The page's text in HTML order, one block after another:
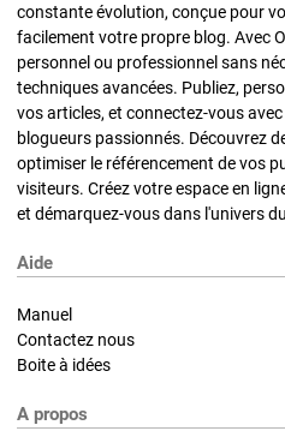
constante évolution, conçue pour
facilement votre propre blog. Avec
personnel ou professionnel sans
techniques avancées. Publiez,
vos articles, et connectez-vous
blogueurs passionnés. Découvrez
optimiser le référencement de vos
visiteurs. Créez votre espace en
et démarquez-vous dans l'univers
Aide
Manuel
Contactez nous
Boite à idées
A propos